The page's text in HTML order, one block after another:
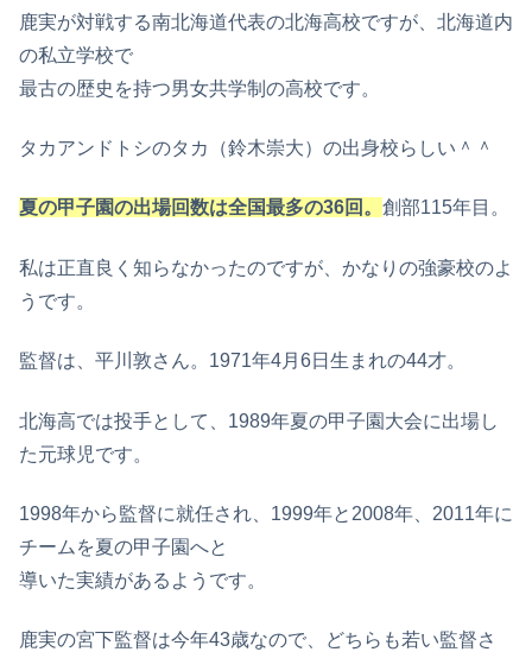
鹿実が対戦する南北海道代表の北海高校ですが、北海道内
の私立学校で
最古の歴史を持つ男女共学制の高校です。
タカアンドトシのタカ（鈴木崇大）の出身校らしい＾＾
夏の甲子園の出場回数は全国最多の36回。 創部115年目。
私は正直良く知らなかったのですが、かなりの強豪校のよ
うです。
監督は、平川敦さん。1971年4月6日生まれの44才。
北海高では投手として、1989年夏の甲子園大会に出場し
た元球児です。
1998年から監督に就任され、1999年と2008年、2011年に
チームを夏の甲子園へと
導いた実績があるようです。
鹿実の宮下監督は今年43歳なので、どちらも若い監督さ